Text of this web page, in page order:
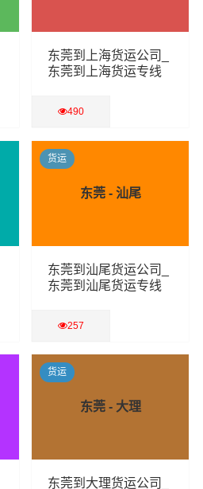
东莞到上海货运公司_
东莞到上海货运专线
490
查看详细
东莞 - 汕尾
东莞到汕尾货运公司_
东莞到汕尾货运专线
257
查看详细
货运
东莞 - 大理
东莞到大理货运公司_
货运